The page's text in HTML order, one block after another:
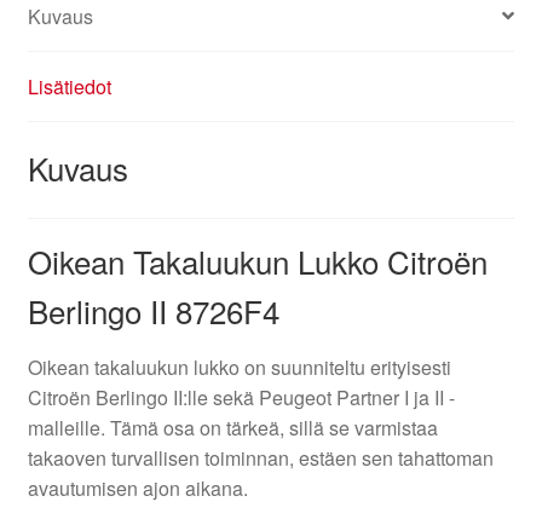
Kuvaus
Lisätiedot
Kuvaus
Oikean Takaluukun Lukko Citroën
Berlingo II 8726F4
Oikean takaluukun lukko on suunniteltu erityisesti
Citroën Berlingo II:lle sekä Peugeot Partner I ja II -
malleille. Tämä osa on tärkeä, sillä se varmistaa
takaoven turvallisen toiminnan, estäen sen tahattoman
avautumisen ajon aikana.